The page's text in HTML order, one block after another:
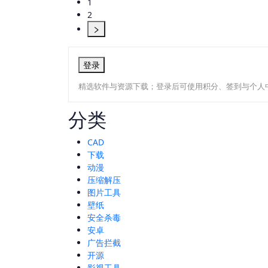
2
登录
精选软件与资源下载；登录后可使用积分、签到与个人
分类
CAD
下载
动漫
压缩解压
图片工具
壁纸
安全杀毒
安卓
广告拦截
开源